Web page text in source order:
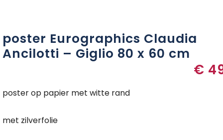
poster Eurographics Claudia
Ancilotti – Giglio 80 x 60 cm
€
poster op papier met witte rand
met zilverfolie